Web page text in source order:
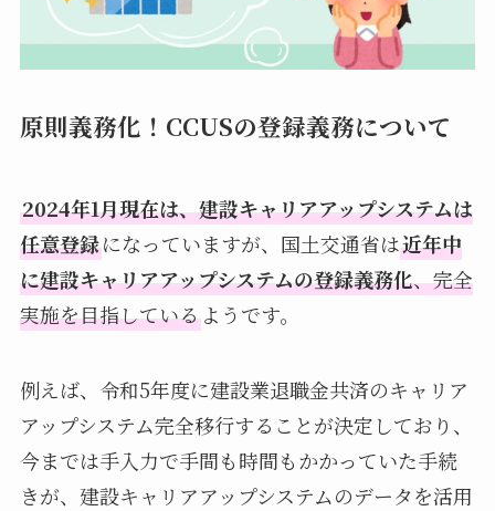
原則義務化！CCUSの登録義務について
2024年1月現在は、建設キャリアアップシステムは
任意登録になっていますが、国土交通省は近年中
に建設キャリアアップシステムの登録義務化、完全
実施を目指しているようです。
例えば、令和5年度に建設業退職金共済のキャリア
アップシステム完全移行することが決定しており、
今までは手入力で手間も時間もかかっていた手続
きが、建設キャリアアップシステムのデータを活用